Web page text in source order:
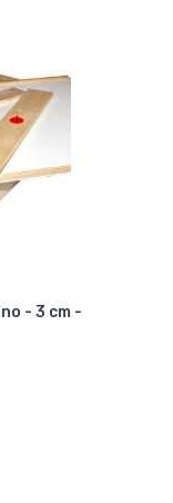
- 3 cm -